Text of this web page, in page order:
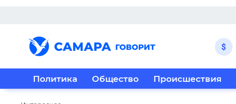
$
Политика Общество Происшествия